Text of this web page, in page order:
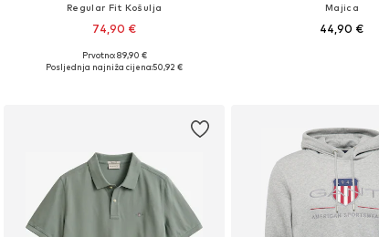
Regular Fit Košulja
74,90 €
Dostupne veličine: S
Prvotno: 89,90 €
Posljednja najniža cijena:50,92 €
Majica
44,90 €